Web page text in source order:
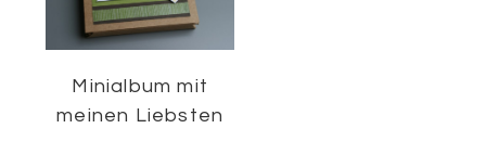
Minialbum mit
meinen Liebsten